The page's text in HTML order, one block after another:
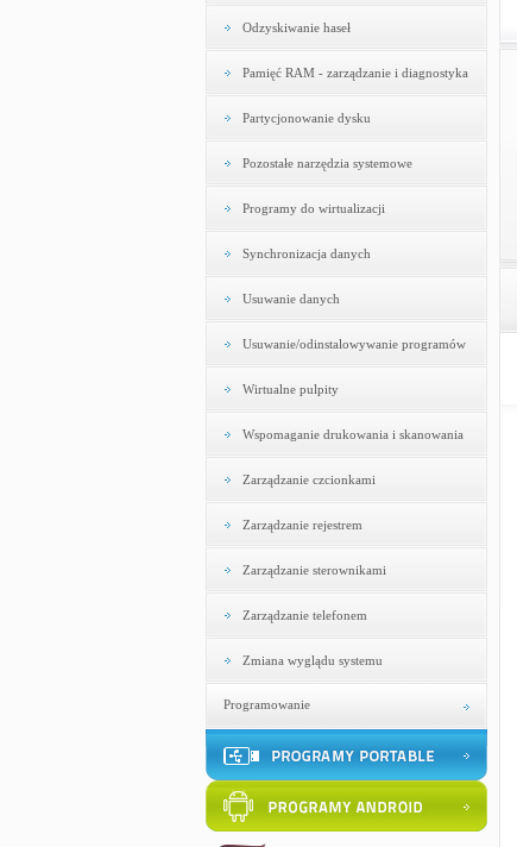
Odzyskiwanie haseł
Pamięć RAM - zarządzanie i diagnostyka
Partycjonowanie dysku
Pozostałe narzędzia systemowe
Programy do wirtualizacji
Synchronizacja danych
Usuwanie danych
Usuwanie/odinstalowywanie programów
Wirtualne pulpity
Wspomaganie drukowania i skanowania
Zarządzanie czcionkami
Zarządzanie rejestrem
Zarządzanie sterownikami
Zarządzanie telefonem
Zmiana wyglądu systemu
Programowanie